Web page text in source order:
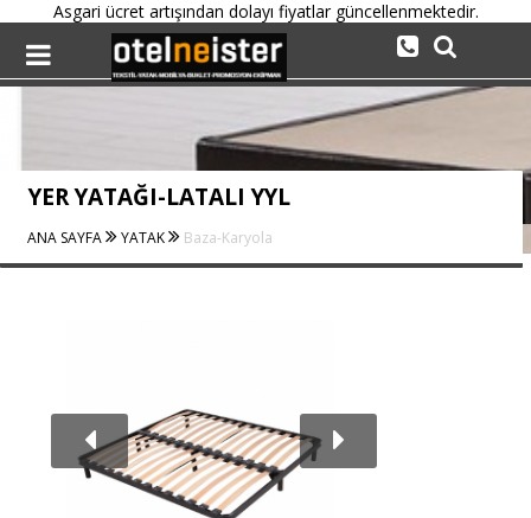
Asgari ücret artışından dolayı fiyatlar güncellenmektedir.
YER YATAĞI-LATALI YYL
ANA SAYFA YATAK Baza-Karyola